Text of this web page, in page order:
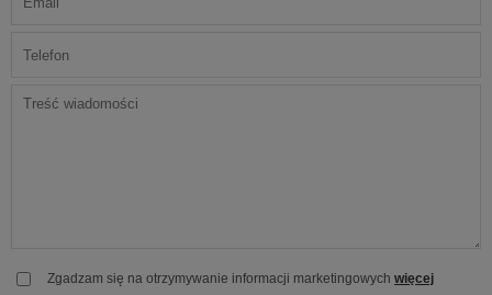
Zgadzam się na otrzymywanie informacji marketingowych więcej